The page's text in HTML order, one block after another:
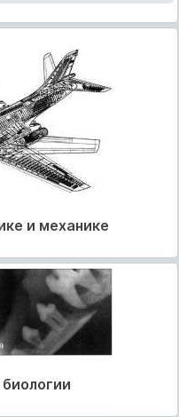
и механике